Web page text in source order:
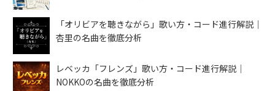
「オリビアを聴きながら」歌い方・コード進行解説｜
杏里の名曲を徹底分析
レベッカ「フレンズ」歌い方・コード進行解説｜
NOKKOの名曲を徹底分析